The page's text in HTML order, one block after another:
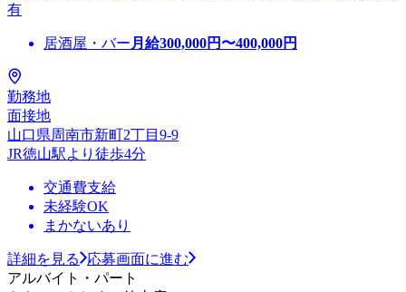
有
居酒屋・バー 月給300,000円〜400,000円
勤務地
面接地
山口県周南市新町2丁目9-9
JR徳山駅より徒歩4分
交通費支給
未経験OK
まかないあり
詳細を見る
応募画面に進む
アルバイト・パート